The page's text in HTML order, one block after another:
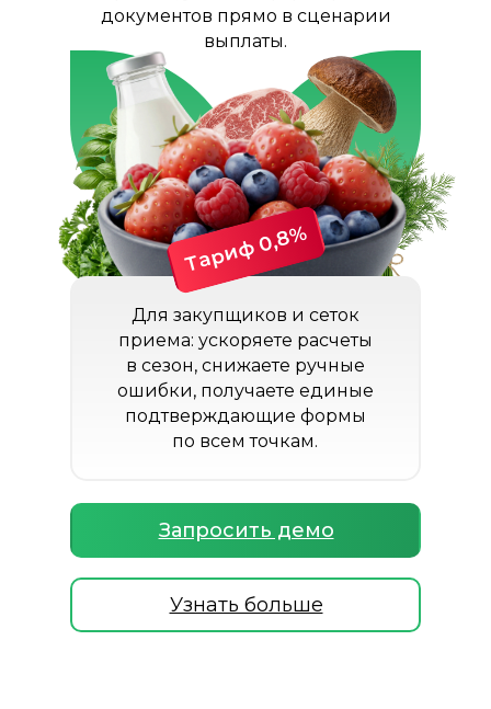
Запросить демо
Тариф 0,8%
Узнать больше
документов прямо в сценарии
выплаты.
Для закупщиков и сеток
приема: ускоряете расчеты
в сезон, снижаете ручные
ошибки, получаете единые
подтверждающие формы
по всем точкам.